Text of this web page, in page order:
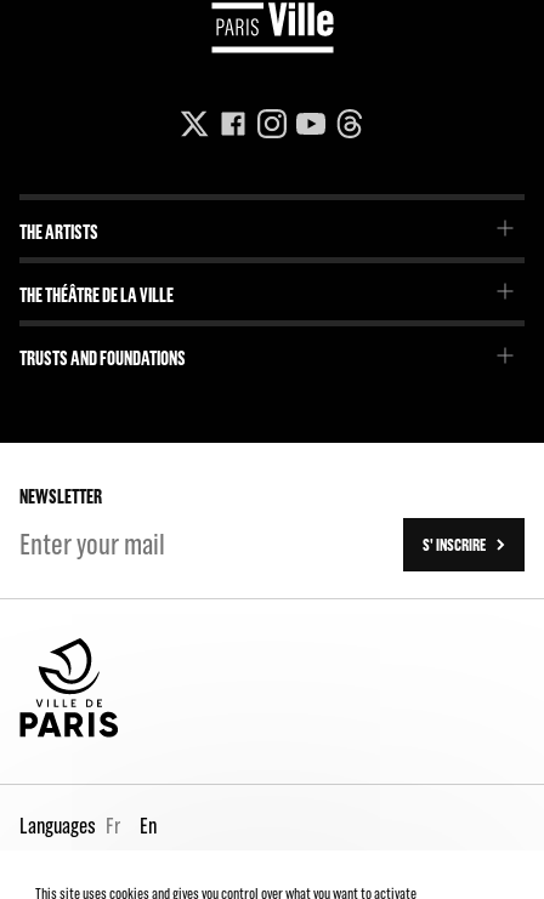
THE ARTISTS
The Troupe
THE THÉÂTRE DE LA VILLE
Our project
Emmanuel Demarcy-Mota
Our history
TRUSTS AND FOUNDATIONS
NEWSLETTER
S' INSCRIRE
Languages Fr En
This site uses cookies and gives you control over what you want to activate